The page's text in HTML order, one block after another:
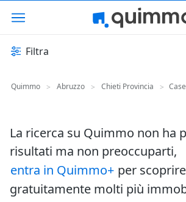
Filtra
Quimmo > Abruzzo > Chieti Provincia >
La ricerca su Quimmo non ha
risultati ma non preoccuparti,
entra in Quimmo+ per scoprire
gratuitamente molti più